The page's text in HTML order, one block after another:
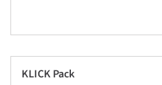
KLICK Pack